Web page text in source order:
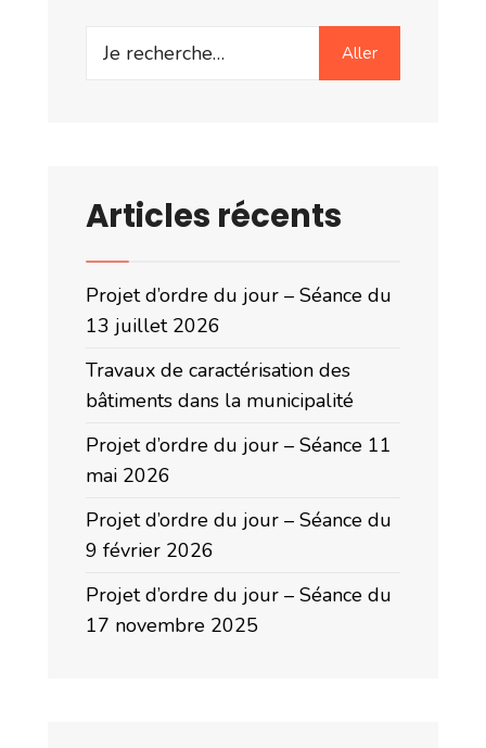
Search
Aller
Articles récents
Projet d’ordre du jour – Séance du
13 juillet 2026
Travaux de caractérisation des
bâtiments dans la municipalité
Projet d’ordre du jour – Séance 11
mai 2026
Projet d’ordre du jour – Séance du
9 février 2026
Projet d’ordre du jour – Séance du
17 novembre 2025